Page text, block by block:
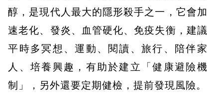
醇，是現代人最大的隱形殺手之一，它會加
速老化、發炎、血管硬化、免疫失衡，建議
平時多冥想、運動、閱讀、旅行、陪伴家
人、培養興趣，有助於建立「健康避險機
制」，另外還要定期健檢，提前發現風險。